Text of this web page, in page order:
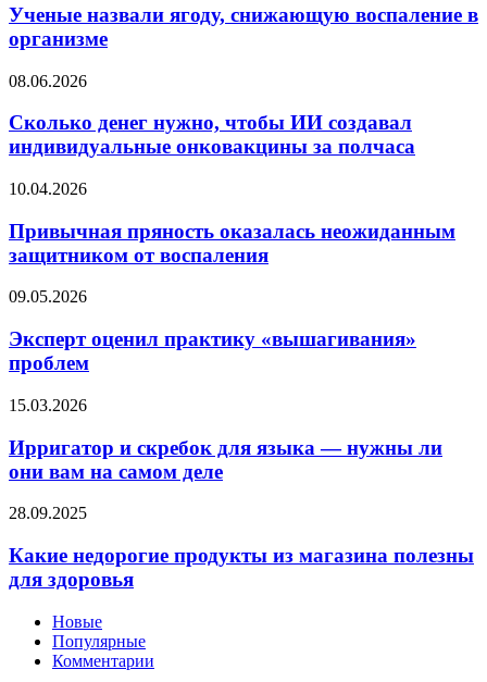
ягоду,
снижающую
воспаление
организме
Ученые назвали ягоду, снижающую воспаление в
организме
Сколько
нужно,
ИИ
индивидуальные
за
полчаса
08.06.2026
Сколько денег нужно, чтобы ИИ создавал
индивидуальные онковакцины за полчаса
Привычная
оказалась
неожиданным
защитником
воспаления
10.04.2026
Привычная пряность оказалась неожиданным
защитником от воспаления
Эксперт
практику
«вышагивания»
проблем
09.05.2026
Эксперт оценил практику «вышагивания»
проблем
Ирригатор
скребок
для
языка
нужны
они
вам
самом
деле
15.03.2026
Ирригатор и скребок для языка — нужны ли
они вам на самом деле
Какие
продукты
из
магазина
здоровья
28.09.2025
Какие недорогие продукты из магазина полезны
для здоровья
Новые
Популярные
Комментарии